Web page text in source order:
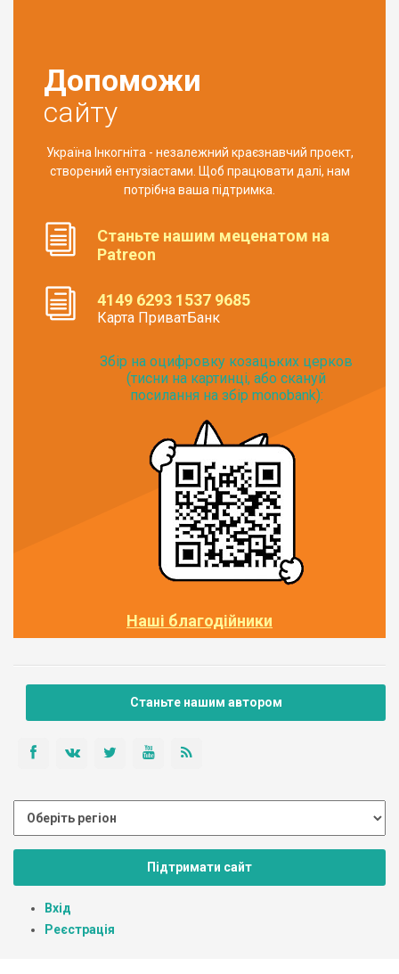
Допоможи
сайту
Україна Інкогніта - незалежний краєзнавчий проект,
створений ентузіастами. Щоб працювати далі, нам
потрібна ваша підтримка.
Станьте нашим меценатом на
Patreon
4149 6293 1537 9685
Карта ПриватБанк
Збір на оцифровку козацьких церков
(тисни на картинці, або скануй
посилання на збір monobank):
Наші благодійники
Станьте нашим автором
Підтримати сайт
Вхід
Реєстрація